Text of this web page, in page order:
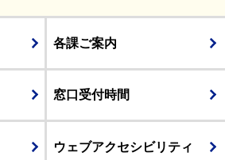
各課ご案内
窓口受付時間
ウェブアクセシビリティ